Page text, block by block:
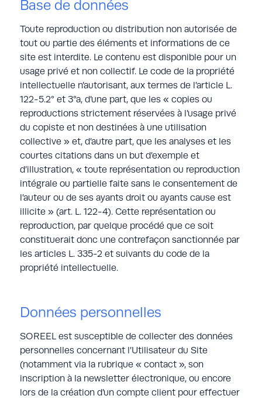
Base de données
Toute reproduction ou distribution non autorisée de
tout ou partie des éléments et informations de ce
site est interdite. Le contenu est disponible pour un
usage privé et non collectif. Le code de la propriété
intellectuelle n’autorisant, aux termes de l’article L.
122-5.2° et 3°a, d’une part, que les « copies ou
reproductions strictement réservées à l’usage privé
du copiste et non destinées à une utilisation
collective » et, d’autre part, que les analyses et les
courtes citations dans un but d’exemple et
d’illustration, « toute représentation ou reproduction
intégrale ou partielle faite sans le consentement de
l’auteur ou de ses ayants droit ou ayants cause est
illicite » (art. L. 122-4). Cette représentation ou
reproduction, par quelque procédé que ce soit
constituerait donc une contrefaçon sanctionnée par
les articles L. 335-2 et suivants du code de la
propriété intellectuelle.
Données personnelles
SOREEL est susceptible de collecter des données
personnelles concernant l’Utilisateur du Site
(notamment via la rubrique « contact », son
inscription à la newsletter électronique, ou encore
lors de la création d’un compte client pour effectuer